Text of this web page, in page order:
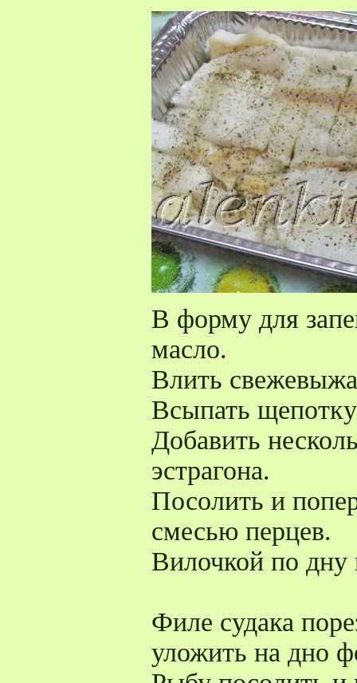
В форму для
масло.
Влить
Всыпать
Добавить
эстрагона.
Посолить и
смесью перцев.
Вилочкой по дну
Филе судака
уложить на дно